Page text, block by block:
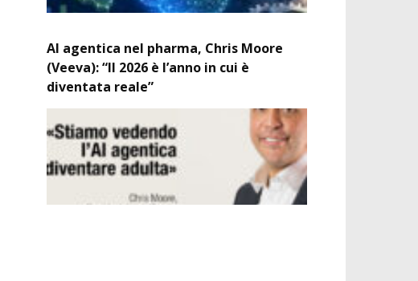
AI agentica nel pharma, Chris Moore
(Veeva): “Il 2026 è l’anno in cui è
diventata reale”